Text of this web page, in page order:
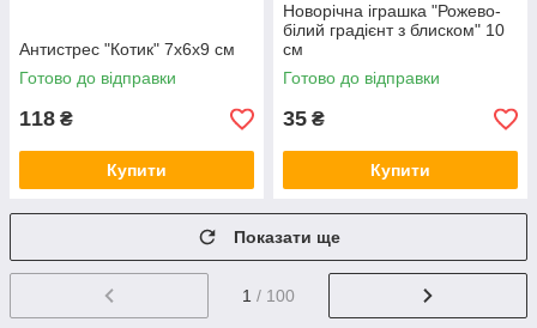
Антистрес "Котик" 7х6х9 см
Готово до відправки
118 ₴
Купити
Новорічна іграшка "Рожево-
білий градієнт з блиском" 10
см
Готово до відправки
35 ₴
Купити
Показати ще
1 / 100